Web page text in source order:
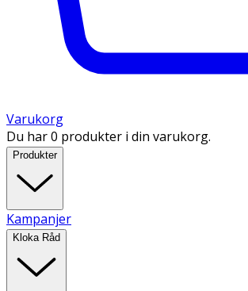
Varukorg
Du har 0 produkter i din varukorg.
Produkter
Kampanjer
Kloka Råd